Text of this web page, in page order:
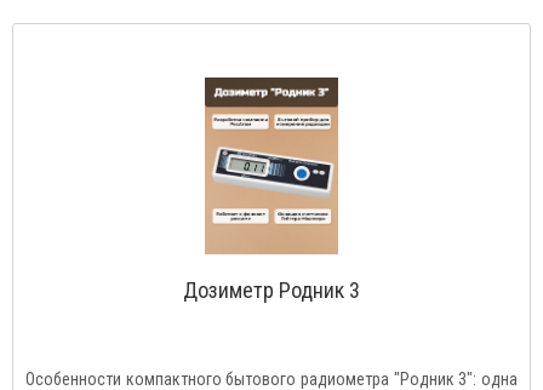
Дозиметр Родник 3
Особенности компактного бытового радиометра "Родник 3": одна